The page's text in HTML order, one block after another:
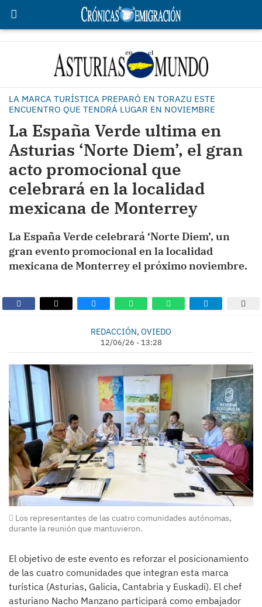
LA MARCA TURÍSTICA PREPARÓ EN TORAZU ESTE
ENCUENTRO QUE TENDRÁ LUGAR EN NOVIEMBRE
La España Verde ultima en
Asturias ‘Norte Diem’, el gran
acto promocional que
celebrará en la localidad
mexicana de Monterrey
La España Verde celebrará ‘Norte Diem’, un
gran evento promocional en la localidad
mexicana de Monterrey el próximo noviembre.
REDACCIÓN, OVIEDO
12/06/26 - 13:28
Los representantes de las cuatro comunidades autónomas,
durante la reunión que mantuvieron.
El objetivo de este evento es reforzar el posicionamiento
de las cuatro comunidades que integran esta marca
turística (Asturias, Galicia, Cantabria y Euskadi). El chef
asturiano Nacho Manzano participará como embajador